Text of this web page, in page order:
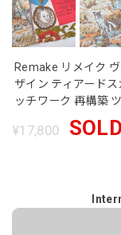
Remake リメイク
ザイン ティアード
ッチワーク 再構築
¥17,800